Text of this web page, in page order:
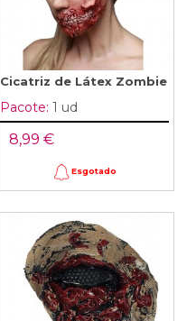
Cicatriz de Látex Zombie
Pacote: 1 ud
8,99 €
Esgotado